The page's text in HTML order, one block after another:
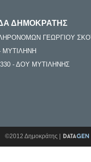
ΔΗΜΟΚΡΑΤΗΣ
ΓΕΩΡΓΙΟΥ
ΜΥΤΙΛΗΝΗ
- ΔΟΥ ΜΥΤΙΛΗΝΗΣ
©2012 Δημοκράτης |